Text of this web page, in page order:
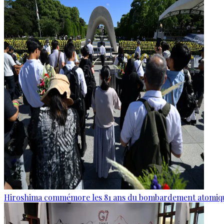
Hiroshima commémore les 81 ans du bombardement